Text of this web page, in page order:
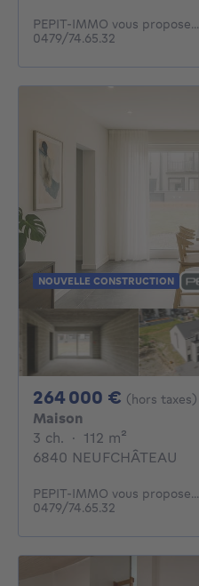
PEPIT-IMMO vous propose...
0479/74.65.32
NOUVELLE CONSTRUCTION
264 000 € 264000€
(hors taxes)
Maison
3 ch. 3 chambres
· 112 m²
6840 NEUFCHÂTEAU
PEPIT-IMMO vous propose...
0479/74.65.32